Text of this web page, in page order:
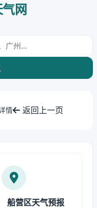
网
情 返回上一页
船营区天气预报